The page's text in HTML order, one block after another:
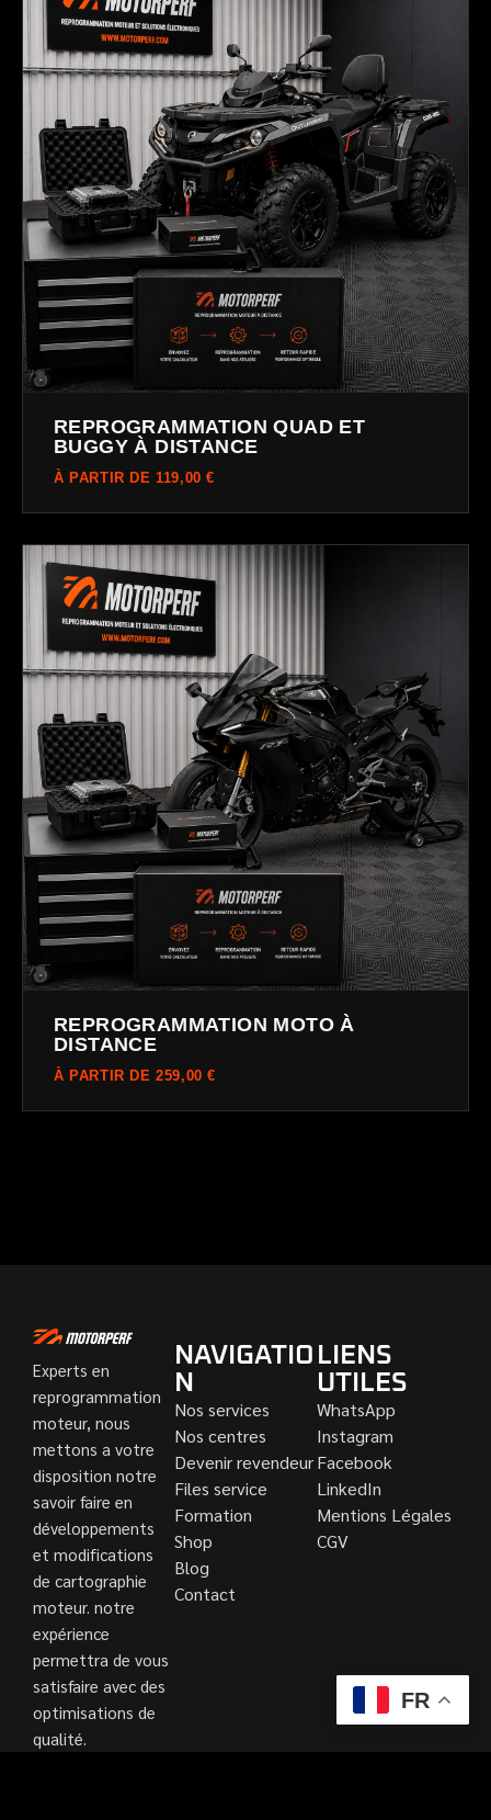
REPROGRAMMATION QUAD ET
BUGGY À DISTANCE
À PARTIR DE 119,00 €
REPROGRAMMATION MOTO À
DISTANCE
À PARTIR DE 259,00 €
Experts en
reprogrammation
moteur, nous
mettons a votre
disposition notre
savoir faire en
développements
et modifications
de cartographie
moteur. notre
expérience
permettra de vous
satisfaire avec des
optimisations de
qualité.
NAVIGATIO
N
Nos services
Nos centres
Devenir revendeur
Files service
Formation
Shop
Blog
Contact
LIENS
UTILES
WhatsApp
Instagram
Facebook
LinkedIn
Mentions Légales
CGV
FR